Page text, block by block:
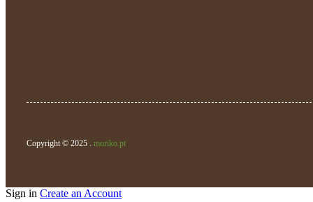
Copyright © 2025 . moriko.pt
Sign in Create an Account